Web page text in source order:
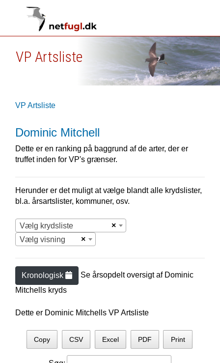
VP Artsliste
VP Artsliste
Dominic Mitchell
Dette er en ranking på baggrund af de arter, der er
truffet inden for VP's grænser.
Herunder er det muligt at vælge blandt alle krydslister,
bl.a. årsartslister, kommuner, osv.
×
Vælg krydsliste
×
Vælg visning
Kronologisk Se årsopdelt oversigt af Dominic
Mitchell s kryds
Dette er Dominic Mitchells VP Artsliste
Copy CSV Excel PDF Print